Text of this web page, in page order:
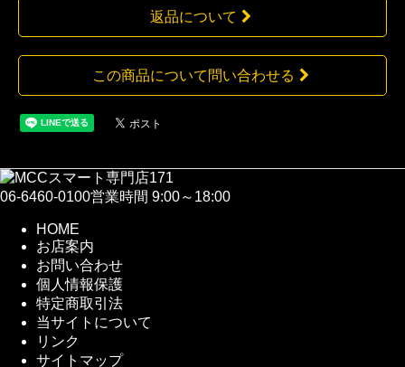
返品について
この商品について問い合わせる
06-6460-0100営業時間 9:00～18:00
HOME
お店案内
お問い合わせ
個人情報保護
特定商取引法
当サイトについて
リンク
サイトマップ